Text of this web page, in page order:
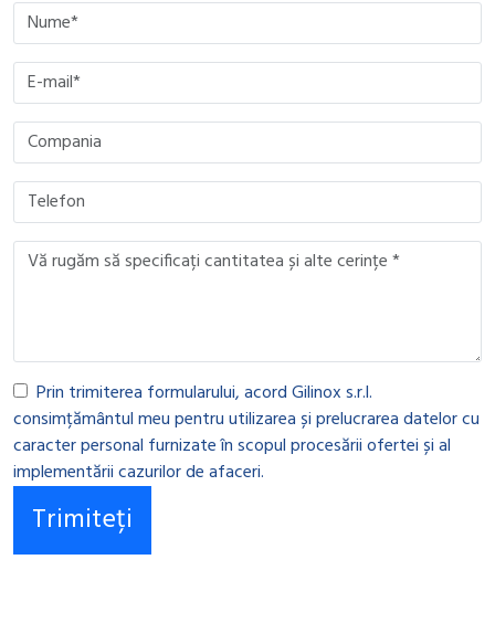
Please leave this field empty.
Please leave this field empty.
Please leave this field empty.
Please leave this field empty.
Prin trimiterea formularului, acord Gilinox s.r.l.
consimțământul meu pentru utilizarea și prelucrarea datelor cu
caracter personal furnizate în scopul procesării ofertei și al
implementării cazurilor de afaceri.